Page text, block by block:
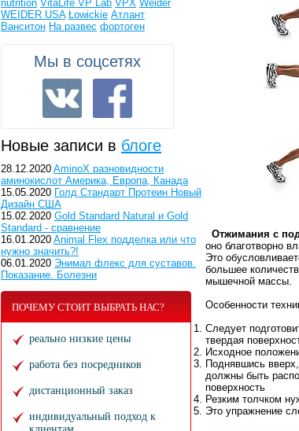
Отжимания с
оно благотворно
Это
большее
мышечной массы.
Особенности
Следует
твердая
Исходное
Поднявшись
должны быть
поверхность
Резким толчком
Это упражнение
nutrition VitaLife VP Lab VPX Weider
WEIDER USA Łowickie Атлант
Ванситон На развес фортоген
Мы в соцсетях
Новые записи в блоге
28.12.2020 AminoX разновидности
аминокислот Америка, Европа, Канада
15.05.2020 Голд Стандарт Протеин Новый
Дизайн США
15.02.2020 Gold Standard Natural и Gold
Standard - сравнение
16.01.2020 Animal Flex подделка или что
нужно значить?!
06.01.2020 Энимал флекс для суставов.
Показание. Болезни
ПОЧЕМУ СТОИТ ВЫБРАТЬ НАС?
реально низкие цены
работа без посредников
дистанционный заказ
индивидуальный подход к